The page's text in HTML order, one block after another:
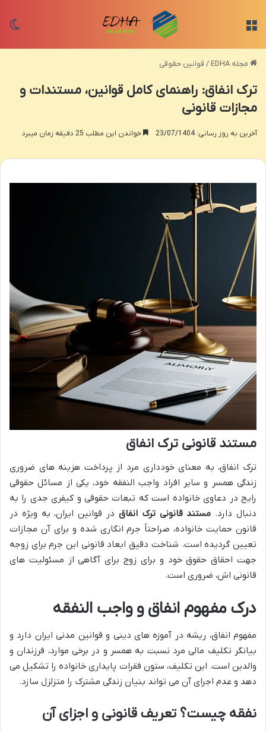
مجله EDHA / قوانین حقوقی
ترک انفاق: راهنمای کامل قوانین، مستندات و
مجازات قانونی
آخرین به روز رسانی: 23/07/1404 خواندن این مطلب 25 دقیقه زمان میبرد
مستند قانونی ترک انفاق
ترک انفاق، به معنای خودداری مرد از پرداخت هزینه های ضروری
زندگی همسر و سایر افراد واجب النفقه خود، یکی از مسائل حقوقی
رایج در دعاوی خانواده است که تبعات حقوقی و کیفری جدی را به
دنبال دارد. مستند قانونی ترک انفاق در قوانین ایران، به ویژه در
قانون حمایت خانواده، صراحتاً جرم انگاری شده و برای آن مجازات
تعیین گردیده است. شناخت دقیق ابعاد قانونی این جرم برای زوجه
جهت احقاق حقوق خود و برای زوج برای آگاهی از مسئولیت های
قانونی اش، ضروری است.
درک مفهوم انفاق و واجب النفقه
مفهوم انفاق، ریشه در آموزه های دینی و قوانین مدنی ایران دارد و
بیانگر تکلیف مالی مرد نسبت به همسر و در برخی موارد، فرزندان و
والدین است. این تکلیف، ستون فقرات پایداری خانواده را تشکیل می
دهد و عدم اجرای آن می تواند بنیان زندگی مشترک را متزلزل سازد.
نفقه چیست؟ تعریف قانونی و اجزای آن